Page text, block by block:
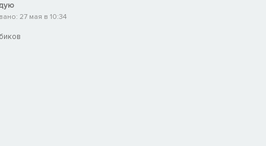
27 мая в 10:34